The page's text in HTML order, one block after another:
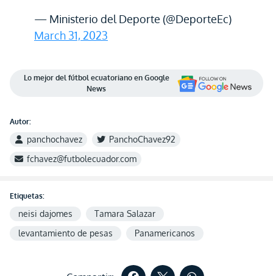
— Ministerio del Deporte (@DeporteEc)
March 31, 2023
Lo mejor del fútbol ecuatoriano en Google
News
Autor:
panchochavez
PanchoChavez92
fchavez@futbolecuador.com
Etiquetas:
neisi dajomes
Tamara Salazar
levantamiento de pesas
Panamericanos